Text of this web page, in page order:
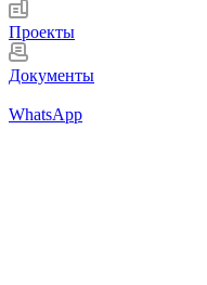
Проекты
Документы
WhatsApp